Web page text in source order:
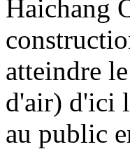
Haichang
atteindre
d'air) d'ici
au public